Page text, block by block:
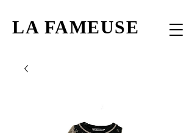
LA FAMEUSE